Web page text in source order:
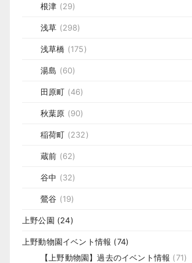
根津 (29)
浅草 (298)
浅草橋 (175)
湯島 (60)
田原町 (46)
秋葉原 (90)
稲荷町 (232)
蔵前 (62)
谷中 (32)
鶯谷 (19)
上野公園 (24)
上野動物園イベント情報 (74)
【上野動物園】過去のイベント情報 (71)